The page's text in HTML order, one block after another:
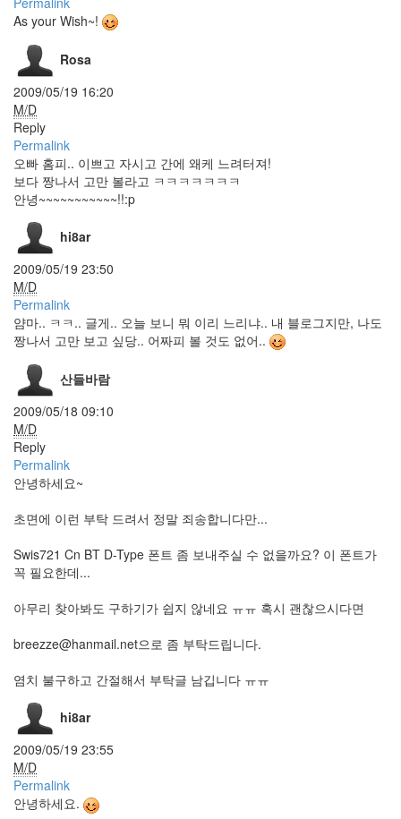
As your Wish~!
Rosa
2009/05/19 16:20
M/D
Reply
Permalink
오빠 홈피.. 이쁘고 자시고 간에 왜케 느려터져!
보다 짱나서 고만 볼라고 ㅋㅋㅋㅋㅋㅋㅋ
안녕~~~~~~~~~~~!!:p
hi8ar
2009/05/19 23:50
M/D
Permalink
얌마.. ㅋㅋ.. 글게.. 오늘 보니 뭐 이리 느리냐.. 내 블로그지만, 나도
짱나서 고만 보고 싶당.. 어짜피 볼 것도 없어..
산들바람
2009/05/18 09:10
M/D
Reply
Permalink
안녕하세요~
초면에 이런 부탁 드려서 정말 죄송합니다만...
Swis721 Cn BT D-Type 폰트 좀 보내주실 수 없을까요? 이 폰트가
꼭 필요한데...
아무리 찾아봐도 구하기가 쉽지 않네요 ㅠㅠ 혹시 괜찮으시다면
breezze@hanmail.net으로 좀 부탁드립니다.
염치 불구하고 간절해서 부탁글 남깁니다 ㅠㅠ
hi8ar
2009/05/19 23:55
M/D
Permalink
안녕하세요.
올
인
Christina
Aguilera
avatar
오
FindeXer
멍
멍
1.0.6
TN
미
된
이
콘
firefox
Antivir
더
커
페
UTF-
초
대
장
좀